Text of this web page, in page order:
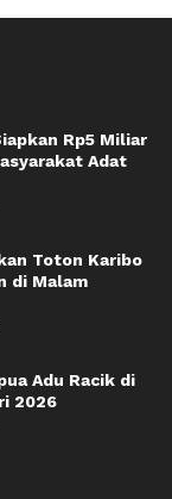
Rp5 Miliar
Adat
Toton Karibo
di Malam
Adu Racik di
2026